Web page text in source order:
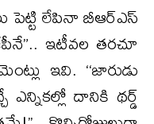
పెట్టి లేపినా బీఆర్ఎస్
ఇటీవల తరచూ
ఇవి. ‘‘జారుడు
దానికి థర్డ్